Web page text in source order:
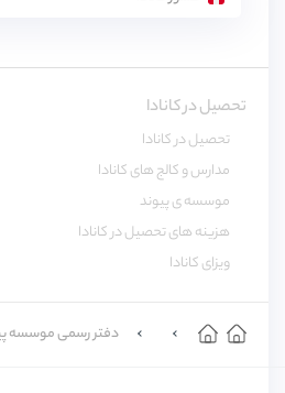
تحصیل در کانادا
تحصیل در کانادا
مدارس و کالج های کانادا
موسسه ی پیوند
هزینه های تحصیل در کانادا
ویزای کانادا
دفتر رسمی موسسه